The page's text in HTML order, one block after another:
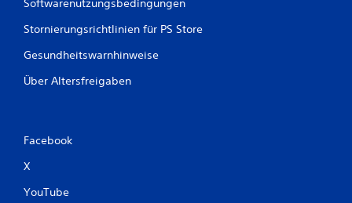
Softwarenutzungsbedingungen
Stornierungsrichtlinien für PS Store
Gesundheitswarnhinweise
Über Altersfreigaben
Facebook
X
YouTube